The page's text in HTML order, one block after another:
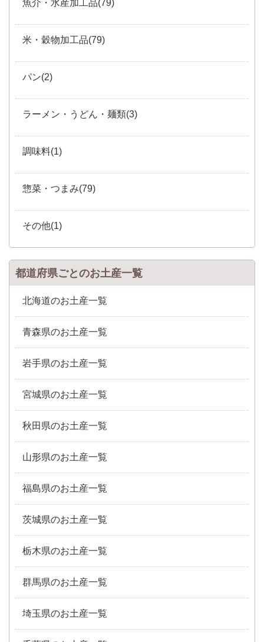
魚介・水産加工品(79)
米・穀物加工品(79)
パン(2)
ラーメン・うどん・麺類(3)
調味料(1)
惣菜・つまみ(79)
その他(1)
都道府県ごとのお土産一覧
北海道のお土産一覧
青森県のお土産一覧
岩手県のお土産一覧
宮城県のお土産一覧
秋田県のお土産一覧
山形県のお土産一覧
福島県のお土産一覧
茨城県のお土産一覧
栃木県のお土産一覧
群馬県のお土産一覧
埼玉県のお土産一覧